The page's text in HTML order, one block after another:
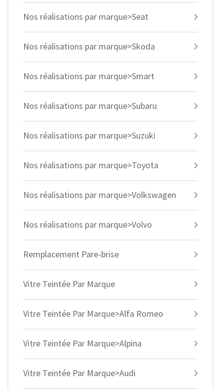
Nos réalisations par marque>Seat
Nos réalisations par marque>Skoda
Nos réalisations par marque>Smart
Nos réalisations par marque>Subaru
Nos réalisations par marque>Suzuki
Nos réalisations par marque>Toyota
Nos réalisations par marque>Volkswagen
Nos réalisations par marque>Volvo
Remplacement Pare-brise
Vitre Teintée Par Marque
Vitre Teintée Par Marque>Alfa Romeo
Vitre Teintée Par Marque>Alpina
Vitre Teintée Par Marque>Audi